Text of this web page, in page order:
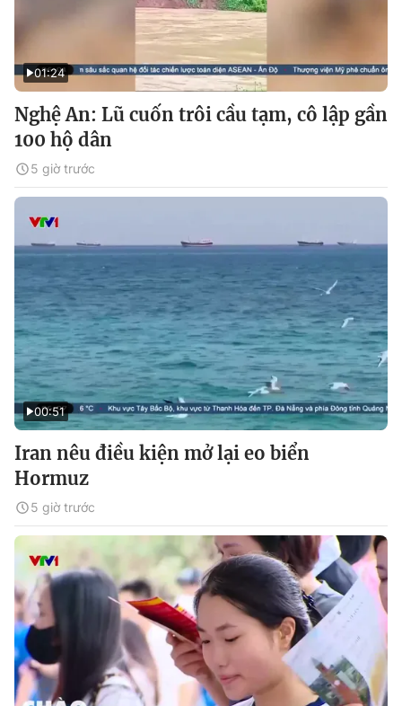
01:24
Nghệ An: Lũ cuốn trôi cầu tạm, cô lập gần
100 hộ dân
5 giờ trước
00:51
Iran nêu điều kiện mở lại eo biển
Hormuz
5 giờ trước